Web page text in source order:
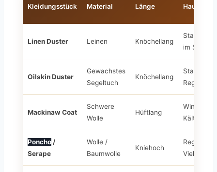
Kleidungsstück Material Länge
Linen Duster Leinen Knöchellang
im
Oilskin Duster
Gewachstes
Segeltuch
Knöchellang
Staub-
Mackinaw Coat
Schwere
Wolle
Hüftlang
Kälte
Poncho /
Serape
Wolle /
Baumwolle
Kniehoch
Regen,